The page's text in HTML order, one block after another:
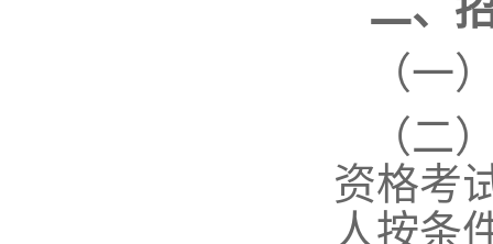
二、
（一
（二
资格考
人按条